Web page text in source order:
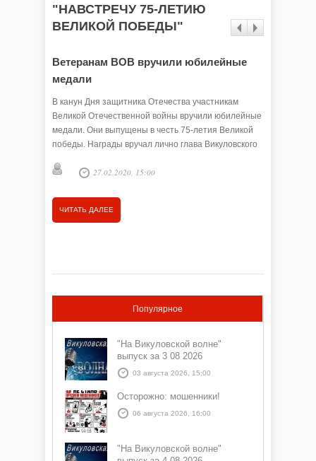
"НАВСТРЕЧУ 75-ЛЕТИЮ
ВЕЛИКОЙ ПОБЕДЫ"
Ветеранам ВОВ вручили юбилейные
медали
В канун Дня защитника Отечества участникам
Великой Отечественной войны вручили юбилейные
медали. Они выпущены в честь 75-летия Великой
победы. Награды вручал лично глава Викуловского
27.02.2020, 15:00
ЧИТАТЬ ДАЛЕЕ
Популярное
"На Викуловской волне"
выпуск за 3 08 2026
03 августа 2026, 15:00
Осторожно: мошенники!
06 августа 2026, 16:00
"На Викуловской волне"